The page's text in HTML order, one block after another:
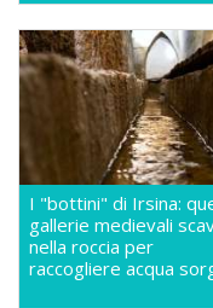
I "bottini" di Irsina:
gallerie medievali
nella roccia per
raccogliere acqua